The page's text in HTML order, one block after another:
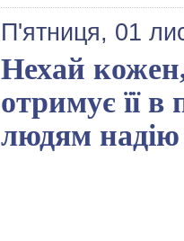
П'ятниця, 01
Нехай
отримує її
людям надію